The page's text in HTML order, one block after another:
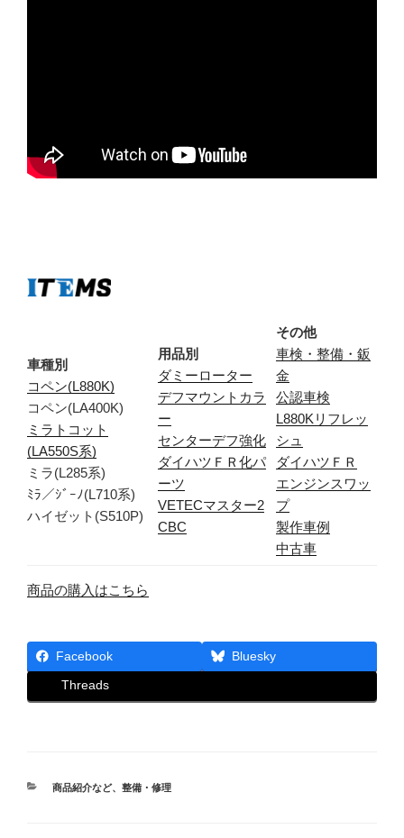
車種別
コペン(L880K)
コペン(LA400K)
ミラトコット
(LA550S系)
ミラ(L285系)
ﾐﾗ／ｼﾞｰﾉ(L710系)
ハイゼット(S510P)
用品別
ダミーローター
デフマウントカラ
ー
センターデフ強化
ダイハツＦＲ化パ
ーツ
VETECマスター2
CBC
その他
車検・整備・鈑
金
公認車検
L880Kリフレッ
シュ
ダイハツＦＲ
エンジンスワッ
プ
製作車例
中古車
商品の購入はこちら
Facebook Bluesky
Threads
カ
商品紹介など、 整備・修理